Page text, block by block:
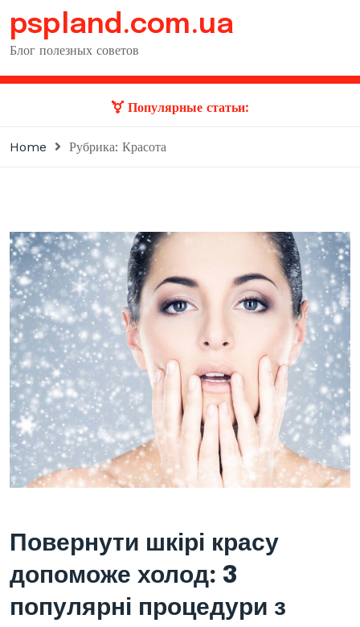
content
pspland.com.ua
Блог полезных советов
Популярные статьи:
Home Рубрика: Красота
Повернути шкірі красу
допоможе холод: 3
популярні процедури з